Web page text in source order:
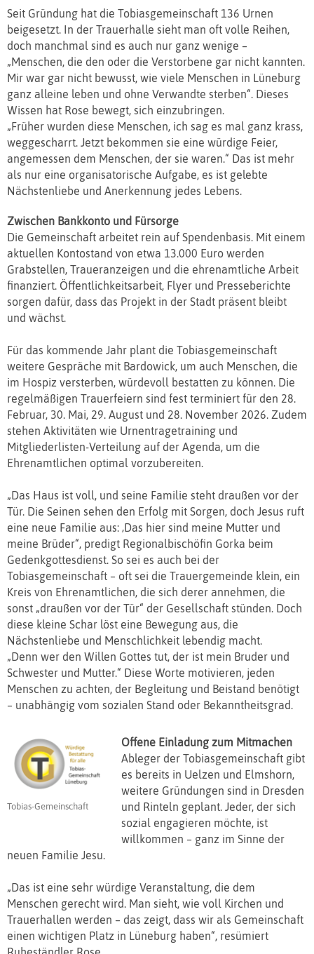
Seit Gründung hat die Tobiasgemeinschaft 136 Urnen
beigesetzt. In der Trauerhalle sieht man oft volle Reihen,
doch manchmal sind es auch nur ganz wenige –
„Menschen, die den oder die Verstorbene gar nicht kannten.
Mir war gar nicht bewusst, wie viele Menschen in Lüneburg
ganz alleine leben und ohne Verwandte sterben“. Dieses
Wissen hat Rose bewegt, sich einzubringen.
„Früher wurden diese Menschen, ich sag es mal ganz krass,
weggescharrt. Jetzt bekommen sie eine würdige Feier,
angemessen dem Menschen, der sie waren.“ Das ist mehr
als nur eine organisatorische Aufgabe, es ist gelebte
Nächstenliebe und Anerkennung jedes Lebens.
Zwischen Bankkonto und Fürsorge
Die Gemeinschaft arbeitet rein auf Spendenbasis. Mit einem
aktuellen Kontostand von etwa 13.000 Euro werden
Grabstellen, Traueranzeigen und die ehrenamtliche Arbeit
finanziert. Öffentlichkeitsarbeit, Flyer und Presseberichte
sorgen dafür, dass das Projekt in der Stadt präsent bleibt
und wächst.
Für das kommende Jahr plant die Tobiasgemeinschaft
weitere Gespräche mit Bardowick, um auch Menschen, die
im Hospiz versterben, würdevoll bestatten zu können. Die
regelmäßigen Trauerfeiern sind fest terminiert für den 28.
Februar, 30. Mai, 29. August und 28. November 2026. Zudem
stehen Aktivitäten wie Urnentragetraining und
Mitgliederlisten-Verteilung auf der Agenda, um die
Ehrenamtlichen optimal vorzubereiten.
„Das Haus ist voll, und seine Familie steht draußen vor der
Tür. Die Seinen sehen den Erfolg mit Sorgen, doch Jesus ruft
eine neue Familie aus: ‚Das hier sind meine Mutter und
meine Brüder“, predigt Regionalbischöfin Gorka beim
Gedenkgottesdienst. So sei es auch bei der
Tobiasgemeinschaft – oft sei die Trauergemeinde klein, ein
Kreis von Ehrenamtlichen, die sich derer annehmen, die
sonst „draußen vor der Tür“ der Gesellschaft stünden. Doch
diese kleine Schar löst eine Bewegung aus, die
Nächstenliebe und Menschlichkeit lebendig macht.
„Denn wer den Willen Gottes tut, der ist mein Bruder und
Schwester und Mutter.“ Diese Worte motivieren, jeden
Menschen zu achten, der Begleitung und Beistand benötigt
– unabhängig vom sozialen Stand oder Bekanntheitsgrad.
Tobias-Gemeinschaft
Offene Einladung zum Mitmachen
Ableger der Tobiasgemeinschaft gibt
es bereits in Uelzen und Elmshorn,
weitere Gründungen sind in Dresden
und Rinteln geplant. Jeder, der sich
sozial engagieren möchte, ist
willkommen – ganz im Sinne der
neuen Familie Jesu.
„Das ist eine sehr würdige Veranstaltung, die dem
Menschen gerecht wird. Man sieht, wie voll Kirchen und
Trauerhallen werden – das zeigt, dass wir als Gemeinschaft
einen wichtigen Platz in Lüneburg haben“, resümiert